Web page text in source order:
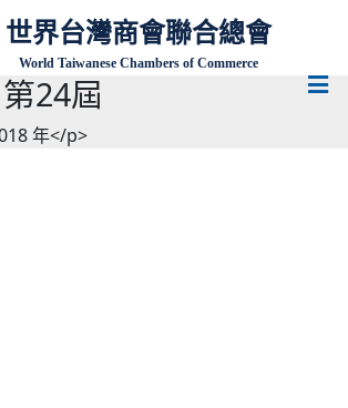
世界台灣商會聯合總會
World Taiwanese Chambers of Commerce
第24屆
年</p>